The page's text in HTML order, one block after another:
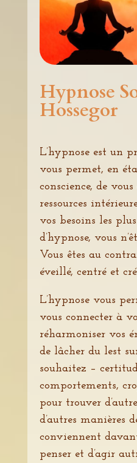
Hypnose
Hossegor
L’hypnose est un
vous permet, en
conscience, de
ressources
vos besoins les
d’hypnose, vous
Vous êtes au
éveillé, centré et
L’hypnose vous
vous connecter à
réharmoniser vos
de lâcher du lest
souhaitez –
comportements,
pour trouver
d’autres manières
conviennent
penser et d’agir